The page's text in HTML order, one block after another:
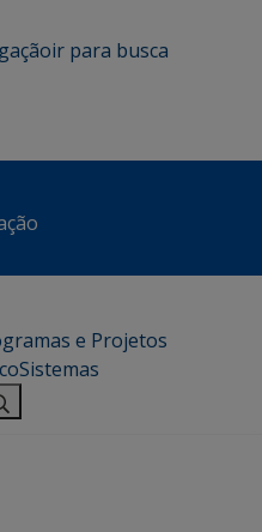
ir para busca
e Projetos
Sistemas